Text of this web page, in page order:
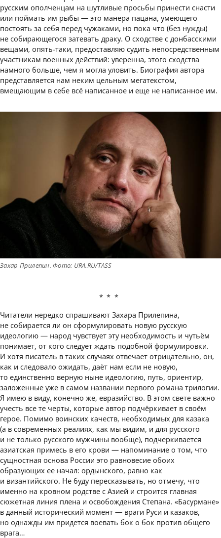
русским ополченцам на шутливые просьбы принести снасти
или поймать им рыбы — это манера пацана, умеющего
постоять за себя перед чужаками, но пока что (без нужды)
не собирающегося затевать драку. О сходстве с донбасскими
вещами, опять-таки, предоставляю судить непосредственным
участникам военных действий: уверенна, этого сходства
намного больше, чем я могла уловить. Биография автора
представляется нам неким цельным мегатекстом,
вмещающим в себе всё написанное и еще не написанное им.
Захар Прилепин. Фото: URA.RU/TASS
***
Читатели нередко спрашивают Захара Прилепина,
не собирается ли он сформулировать новую русскую
идеологию — народ чувствует эту необходимость и чутьём
понимает, от кого следует ждать подобной формулировки.
И хотя писатель в таких случаях отвечает отрицательно, он,
как и следовало ожидать, даёт нам если не новую,
то единственно верную ныне идеологию, путь, ориентир,
заложенные уже в самом названии первого романа трилогии.
Я имею в виду, конечно же, евразийство. В этом свете важно
учесть все те черты, которые автор подчёркивает в своём
герое. Помимо воинских качеств, необходимых для казака
(а в современных реалиях, как мы видим, и для русского
и не только русского мужчины вообще), подчеркивается
азиатская примесь в его крови — напоминание о том, что
сущностная основа России это равновесие обоих
образующих ее начал: ордынского, равно как
и византийского. Не буду пересказывать, но отмечу, что
именно на кровном родстве с Азией и строится главная
сюжетная линия плена и освобождения Степана. «Басурмане»
в данный исторический момент — враги Руси и казаков,
но однажды им придется воевать бок о бок против общего
врага…